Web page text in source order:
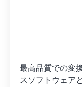
最高品質での変
スソフトウェア